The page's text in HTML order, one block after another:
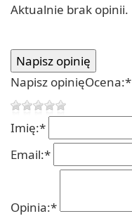
Aktualnie brak opinii.
Napisz opinięOcena:*
Imię:*
Email:*
Opinia:*